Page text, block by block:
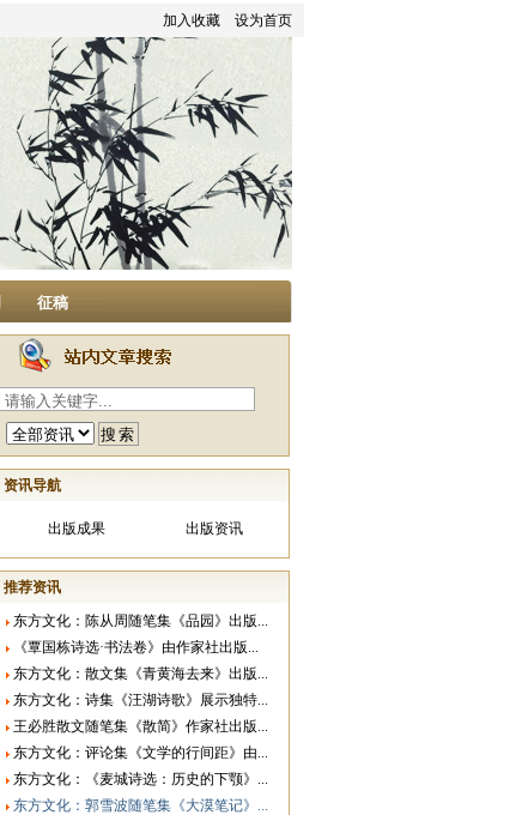
加入收藏 设为首页
征稿
资讯导航
出版成果 出版资讯
推荐资讯
东方文化：陈从周随笔集《品园》出版...
《覃国栋诗选·书法卷》由作家社出版...
东方文化：散文集《青黄海去来》出版...
东方文化：诗集《汪湖诗歌》展示独特...
王必胜散文随笔集《散简》作家社出版...
东方文化：评论集《文学的行间距》由...
东方文化：《麦城诗选：历史的下颚》...
东方文化：郭雪波随笔集《大漠笔记》...